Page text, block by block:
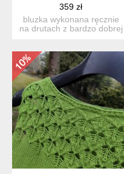
359 zł
bluzka wykonana ręcznie
na drutach z bardzo dobrej